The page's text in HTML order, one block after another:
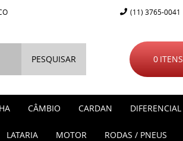
(11) 3765-0041
PESQUISAR ITENS
0
CÂMBIO CARDAN DIFERENCIAL
LATARIA MOTOR RODAS / PNEUS